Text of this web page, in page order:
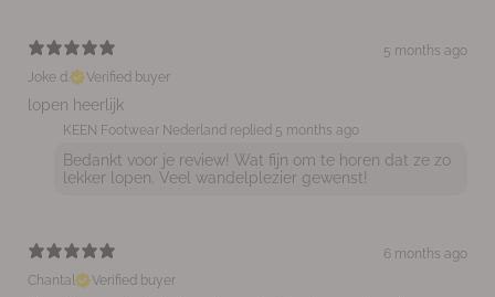
5 months ago
Joke d.
Verified buyer
lopen heerlijk
KEEN Footwear Nederland replied 5 months ago
Bedankt voor je review! Wat fijn om te horen dat ze zo
lekker lopen. Veel wandelplezier gewenst!
6 months ago
Chantal
Verified buyer